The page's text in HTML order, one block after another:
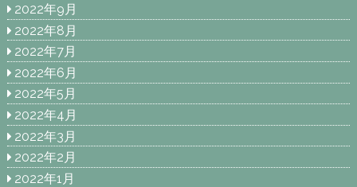
2022年9月
2022年8月
2022年7月
2022年6月
2022年5月
2022年4月
2022年3月
2022年2月
2022年1月